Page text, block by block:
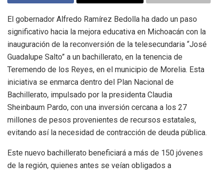
El gobernador Alfredo Ramírez Bedolla ha dado un paso
significativo hacia la mejora educativa en Michoacán con la
inauguración de la reconversión de la telesecundaria “José
Guadalupe Salto” a un bachillerato, en la tenencia de
Teremendo de los Reyes, en el municipio de Morelia. Esta
iniciativa se enmarca dentro del Plan Nacional de
Bachillerato, impulsado por la presidenta Claudia
Sheinbaum Pardo, con una inversión cercana a los 27
millones de pesos provenientes de recursos estatales,
evitando así la necesidad de contracción de deuda pública.
Este nuevo bachillerato beneficiará a más de 150 jóvenes
de la región, quienes antes se veían obligados a